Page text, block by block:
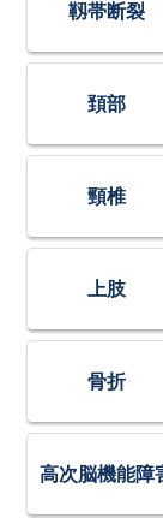
靱帯断裂
頚部
頸椎
上肢
骨折
高次脳機能障